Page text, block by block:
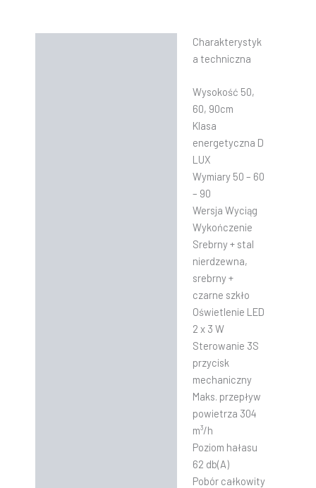
Charakterystyk
a techniczna
Wysokość 50,
60, 90cm
Klasa
energetyczna D
LUX
Wymiary 50 – 60
– 90
Wersja Wyciąg
Wykończenie
Srebrny + stal
nierdzewna,
srebrny +
czarne szkło
Oświetlenie LED
2 x 3 W
Sterowanie 3S
przycisk
mechaniczny
Maks. przepływ
powietrza 304
m³/h
Poziom hałasu
62 db(A)
Pobór całkowity